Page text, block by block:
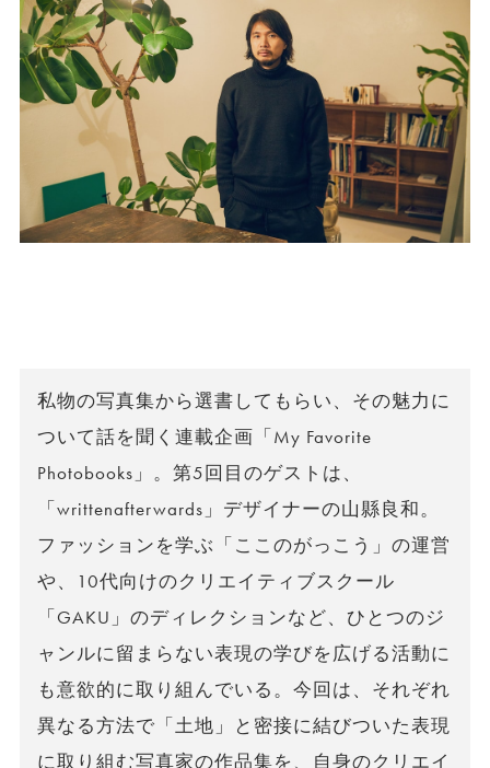
私物の写真集から選書してもらい、その魅力に
ついて話を聞く連載企画「My Favorite
Photobooks」。第5回目のゲストは、
「writtenafterwards」デザイナーの山縣良和。
ファッションを学ぶ「ここのがっこう」の運営
や、10代向けのクリエイティブスクール
「GAKU」のディレクションなど、ひとつのジ
ャンルに留まらない表現の学びを広げる活動に
も意欲的に取り組んでいる。今回は、それぞれ
異なる方法で「土地」と密接に結びついた表現
に取り組む写真家の作品集を、自身のクリエイ